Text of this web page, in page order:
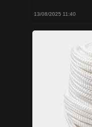
13/08/2025 11:40